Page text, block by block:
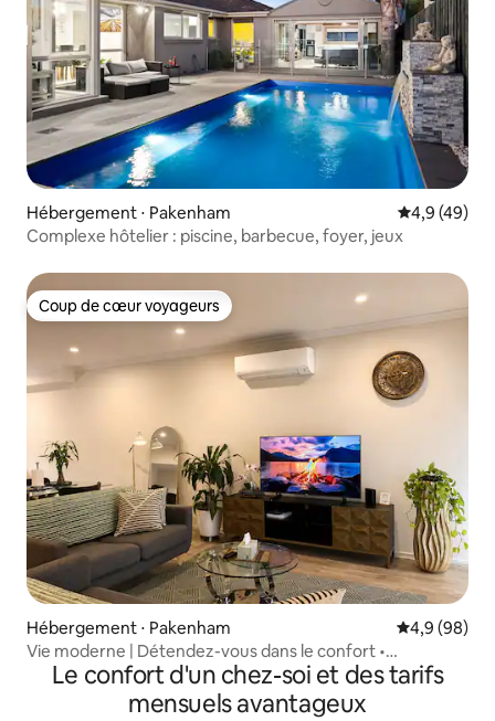
Hébergement ⋅ Pakenham Évaluation
4,9 (49)
Complexe hôtelier : piscine, barbecue, foyer, jeux
Coup de cœur voyageurs
Coup de cœur voyageurs
Hébergement ⋅ Pakenham Évaluation
4,9 (98)
Vie moderne | Détendez-vous dans le confort •
Commerces accessibles à pied
Le confort d'un chez-soi et des tarifs
mensuels avantageux